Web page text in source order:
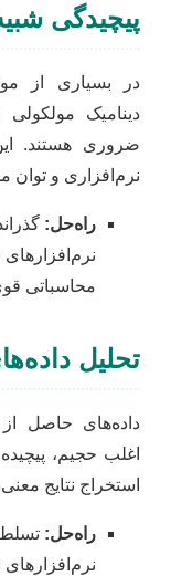
پیچیدگی
در بسیاری از
دینامیک مولکولی
ضروری هستند.
نرم‌افزاری و توان
راه‌حل:
محاسباتی
تحلیل
داده‌های حاصل از
اغلب حجیم،
استخراج نتایج
راه‌حل: تسلط